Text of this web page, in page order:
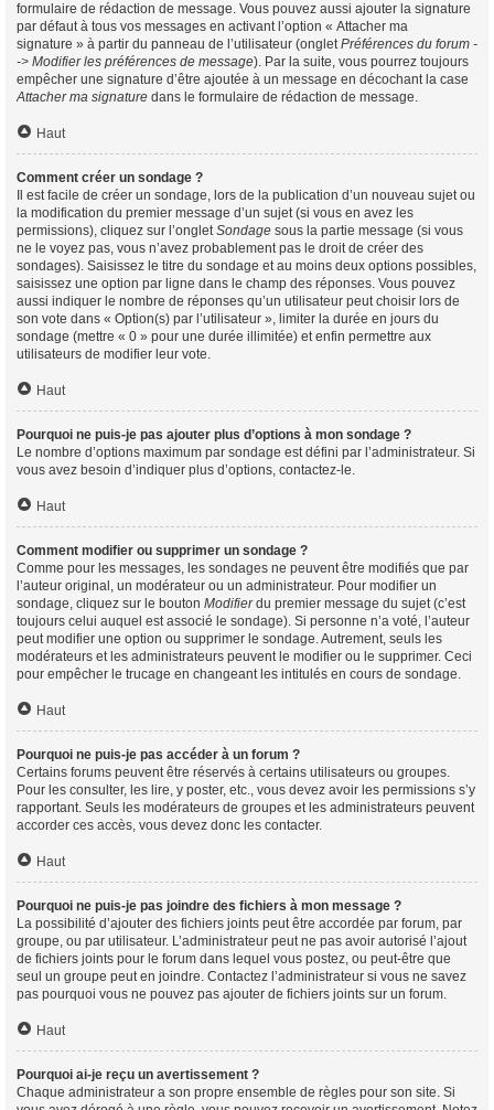
formulaire de rédaction de message. Vous pouvez aussi ajouter la signature
par défaut à tous vos messages en activant l’option « Attacher ma
signature » à partir du panneau de l’utilisateur (ongletPréférences du forum -
-> Modifier les préférences de message). Par la suite, vous pourrez toujours
empêcher une signature d’être ajoutée à un message en décochant la case
Attacher ma signature dans le formulaire de rédaction de message.
Haut
Comment créer un sondage ?
Il est facile de créer un sondage, lors de la publication d’un nouveau sujet ou
la modification du premier message d’un sujet (si vous en avez les
permissions), cliquez sur l’ongletSondage sous la partie message (si vous
ne le voyez pas, vous n’avez probablement pas le droit de créer des
sondages). Saisissez le titre du sondage et au moins deux options possibles,
saisissez une option par ligne dans le champ des réponses. Vous pouvez
aussi indiquer le nombre de réponses qu’un utilisateur peut choisir lors de
son vote dans « Option(s) par l’utilisateur », limiter la durée en jours du
sondage (mettre « 0 » pour une durée illimitée) et enfin permettre aux
utilisateurs de modifier leur vote.
Haut
Pourquoi ne puis-je pas ajouter plus d’options à mon sondage ?
Le nombre d’options maximum par sondage est défini par l’administrateur. Si
vous avez besoin d’indiquer plus d’options, contactez-le.
Haut
Comment modifier ou supprimer un sondage ?
Comme pour les messages, les sondages ne peuvent être modifiés que par
l’auteur original, un modérateur ou un administrateur. Pour modifier un
sondage, cliquez sur le bouton Modifierdu premier message du sujet (c’est
toujours celui auquel est associé le sondage). Si personne n’a voté, l’auteur
peut modifier une option ou supprimer le sondage. Autrement, seuls les
modérateurs et les administrateurs peuvent le modifier ou le supprimer. Ceci
pour empêcher le trucage en changeant les intitulés en cours de sondage.
Haut
Pourquoi ne puis-je pas accéder à un forum ?
Certains forums peuvent être réservés à certains utilisateurs ou groupes.
Pour les consulter, les lire, y poster, etc., vous devez avoir les permissions s’y
rapportant. Seuls les modérateurs de groupes et les administrateurs peuvent
accorder ces accès, vous devez donc les contacter.
Haut
Pourquoi ne puis-je pas joindre des fichiers à mon message ?
La possibilité d’ajouter des fichiers joints peut être accordée par forum, par
groupe, ou par utilisateur. L’administrateur peut ne pas avoir autorisé l’ajout
de fichiers joints pour le forum dans lequel vous postez, ou peut-être que
seul un groupe peut en joindre. Contactez l’administrateur si vous ne savez
pas pourquoi vous ne pouvez pas ajouter de fichiers joints sur un forum.
Haut
Pourquoi ai-je reçu un avertissement ?
Chaque administrateur a son propre ensemble de règles pour son site. Si